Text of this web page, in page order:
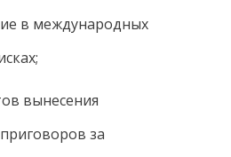
в международных
вынесения
за